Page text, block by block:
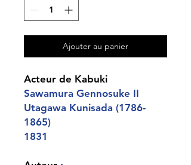
Ajouter au panier
Acteur de Kabuki
Sawamura Gennosuke II
Utagawa Kunisada (1786-
1865)
1831